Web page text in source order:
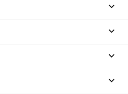


keyboard_arrow_down
